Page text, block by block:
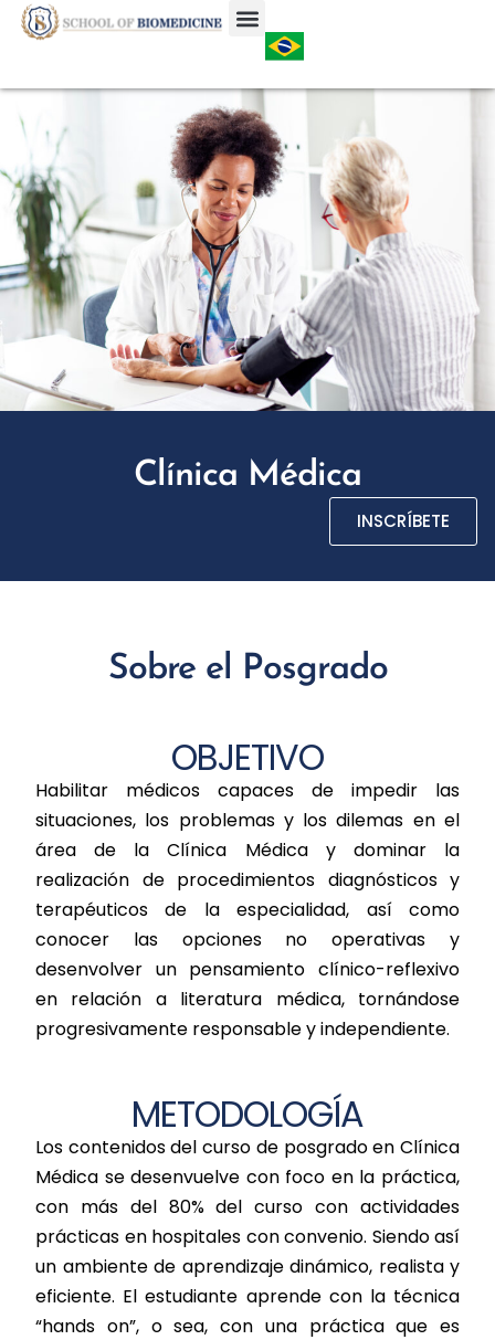
Clínica Médica
INSCRÍBETE
Sobre el Posgrado
OBJETIVO
Habilitar médicos capaces de impedir las
situaciones, los problemas y los dilemas en el
área de la Clínica Médica y dominar la
realización de procedimientos diagnósticos y
terapéuticos de la especialidad, así como
conocer las opciones no operativas y
desenvolver un pensamiento clínico-reflexivo
en relación a literatura médica, tornándose
progresivamente responsable y independiente.
METODOLOGÍA
Los contenidos del curso de posgrado en Clínica
Médica se desenvuelve con foco en la práctica,
con más del 80% del curso con actividades
prácticas en hospitales con convenio. Siendo así
un ambiente de aprendizaje dinámico, realista y
eficiente. El estudiante aprende con la técnica
“hands on”, o sea, con una práctica que es